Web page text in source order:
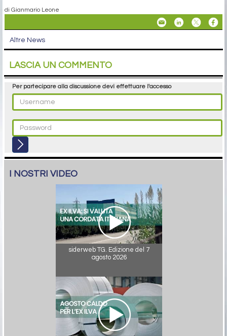
di Gianmario Leone
Altre News
LASCIA UN COMMENTO
Per partecipare alla discussione devi effettuare l'accesso
I NOSTRI VIDEO
siderweb TG. Edizione del 7
agosto 2026